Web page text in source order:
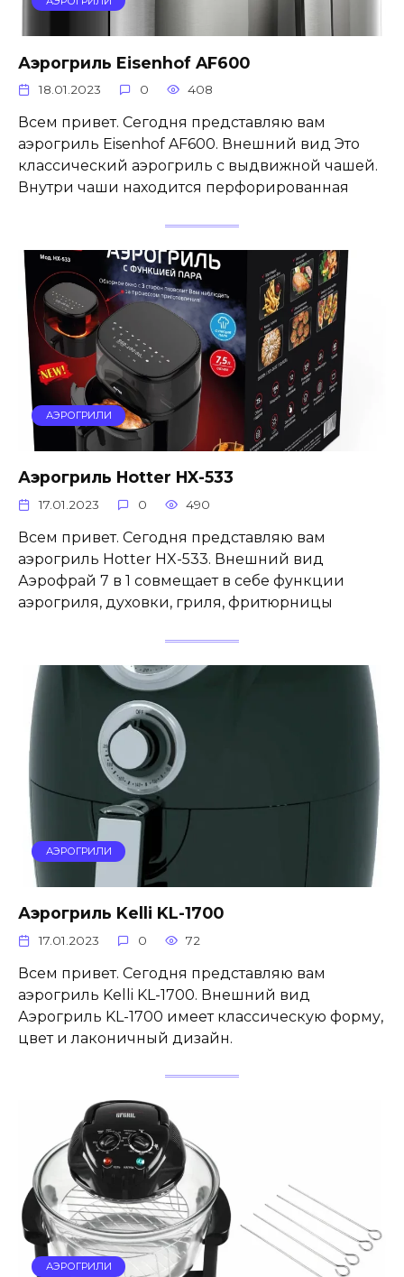
Аэрогриль Eisenhof AF600
18.01.2023 0 408
Всем привет. Сегодня представляю вам
аэрогриль Eisenhof AF600. Внешний вид Это
классический аэрогриль с выдвижной чашей.
Внутри чаши находится перфорированная
АЭРОГРИЛИ
Аэрогриль Hotter HX-533
17.01.2023 0 490
Всем привет. Сегодня представляю вам
аэрогриль Hotter HX-533. Внешний вид
Аэрофрай 7 в 1 совмещает в себе функции
аэрогриля, духовки, гриля, фритюрницы
АЭРОГРИЛИ
Аэрогриль Kelli KL-1700
17.01.2023 0 72
Всем привет. Сегодня представляю вам
аэрогриль Kelli KL-1700. Внешний вид
Аэрогриль KL-1700 имеет классическую форму,
цвет и лаконичный дизайн.
АЭРОГРИЛИ